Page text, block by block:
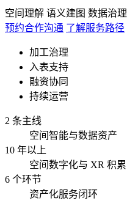
空间理解 语义建图 数据治理
预约合作沟通 了解服务路径
加工治理
入表支持
融资协同
持续运营
2 条主线
空间智能与数据资产
10 年以上
空间数字化与 XR 积累
6 个环节
资产化服务闭环